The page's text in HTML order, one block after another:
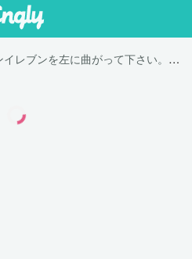
「セブンイレブンを左に曲がって下さい。」は英語で "Turn left at the 7-11 convenience store."